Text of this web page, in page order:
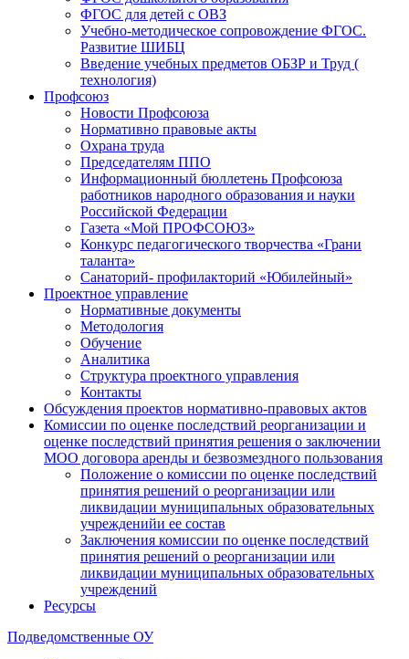
ФГОС для детей с ОВЗ
Учебно-методическое сопровождение ФГОС.
Развитие ШИБЦ
Введение учебных предметов ОБЗР и Труд (
технология)
Профсоюз
Новости Профсоюза
Нормативно правовые акты
Охрана труда
Председателям ППО
Информационный бюллетень Профсоюза
работников народного образования и науки
Российской Федерации
Газета «Мой ПРОФСОЮЗ»
Конкурс педагогического творчества «Грани
таланта»
Санаторий- профилакторий «Юбилейный»
Проектное управление
Нормативные документы
Методология
Обучение
Аналитика
Структура проектного управления
Контакты
Обсуждения проектов нормативно-правовых актов
Комиссии по оценке последствий реорганизации и
оценке последствий принятия решения о заключении
МОО договора аренды и безвозмездного пользования
Положение о комиссии по оценке последствий
принятия решений о реорганизации или
ликвидации муниципальных образовательных
учрежденийи ее состав
Заключения комиссии по оценке последствий
принятия решений о реорганизации или
ликвидации муниципальных образовательных
учреждений
Ресурсы
Подведомственные ОУ